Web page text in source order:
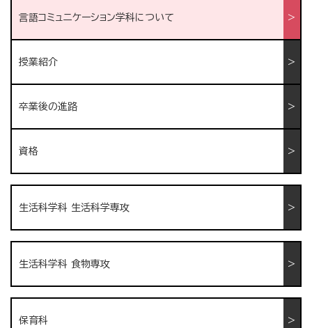
言語コミュニケーション学科について
授業紹介
卒業後の進路
資格
生活科学科 生活科学専攻
生活科学科 食物専攻
保育科